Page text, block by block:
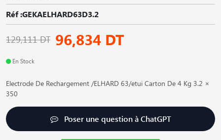
Réf :GEKAELHARD63D3.2
129,111 DT 96,834 DT
En Stock
Electrode De Rechargement /ELHARD 63/etui Carton De 4 Kg 3.2 ×
350
Poser une question à ChatGPT